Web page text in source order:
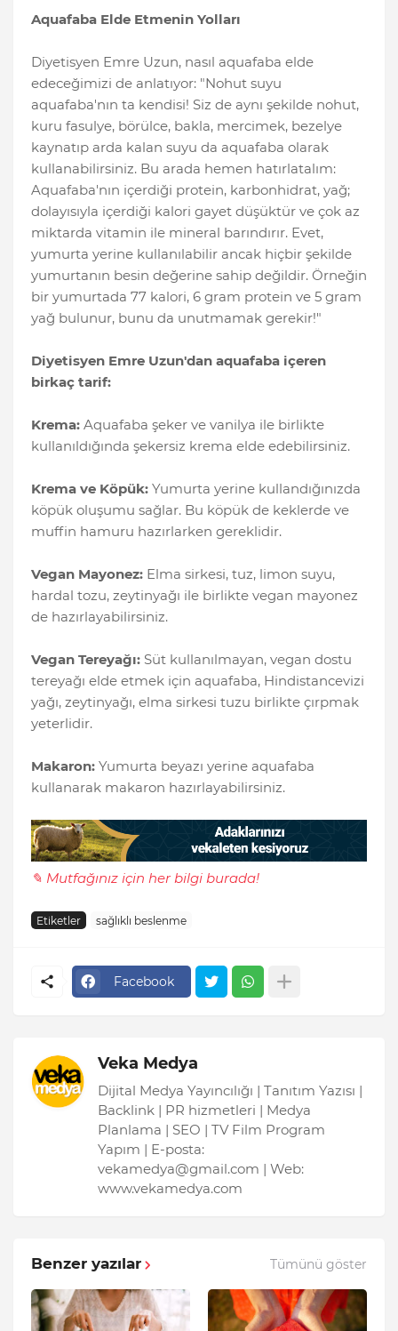
Aquafaba Elde Etmenin Yolları
Diyetisyen Emre Uzun, nasıl aquafaba elde
edeceğimizi de anlatıyor: "Nohut suyu
aquafaba'nın ta kendisi! Siz de aynı şekilde nohut,
kuru fasulye, börülce, bakla, mercimek, bezelye
kaynatıp arda kalan suyu da aquafaba olarak
kullanabilirsiniz. Bu arada hemen hatırlatalım:
Aquafaba'nın içerdiği protein, karbonhidrat, yağ;
dolayısıyla içerdiği kalori gayet düşüktür ve çok az
miktarda vitamin ile mineral barındırır. Evet,
yumurta yerine kullanılabilir ancak hiçbir şekilde
yumurtanın besin değerine sahip değildir. Örneğin
bir yumurtada 77 kalori, 6 gram protein ve 5 gram
yağ bulunur, bunu da unutmamak gerekir!"
Diyetisyen Emre Uzun'dan aquafaba içeren
birkaç tarif:
Krema: Aquafaba şeker ve vanilya ile birlikte
kullanıldığında şekersiz krema elde edebilirsiniz.
Krema ve Köpük: Yumurta yerine kullandığınızda
köpük oluşumu sağlar. Bu köpük de keklerde ve
muffin hamuru hazırlarken gereklidir.
Vegan Mayonez: Elma sirkesi, tuz, limon suyu,
hardal tozu, zeytinyağı ile birlikte vegan mayonez
de hazırlayabilirsiniz.
Vegan Tereyağı: Süt kullanılmayan, vegan dostu
tereyağı elde etmek için aquafaba, Hindistancevizi
yağı, zeytinyağı, elma sirkesi tuzu birlikte çırpmak
yeterlidir.
Makaron: Yumurta beyazı yerine aquafaba
kullanarak makaron hazırlayabilirsiniz.
✎ Mutfağınız için her bilgi burada!
Etiketler sağlıklı beslenme
Facebook
Veka Medya
Dijital Medya Yayıncılığı | Tanıtım Yazısı |
Backlink | PR hizmetleri | Medya
Planlama | SEO | TV Film Program
Yapım | E-posta:
vekamedya@gmail.com | Web:
www.vekamedya.com
Benzer yazılar Tümünü göster